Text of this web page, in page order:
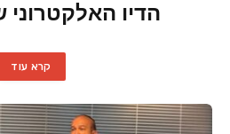
הדיו
קרא עוד